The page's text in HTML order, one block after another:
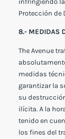
Protección de
8.- MEDIDAS
The Avenue
medidas
garantizar la
su
ilícita. A la
tenido en
los fines del